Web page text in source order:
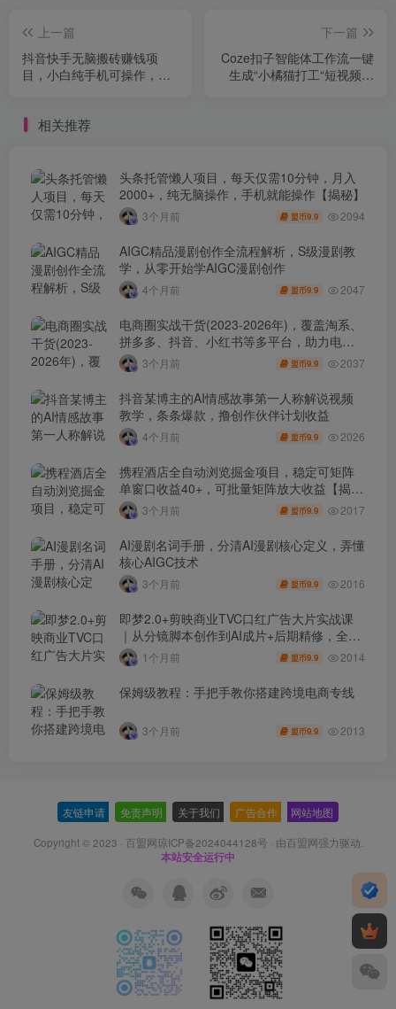
上一篇
抖音快手无脑搬砖赚钱项
目，小白纯手机可操作，边
下一篇
Coze扣子智能体工作流一键
生成“小橘猫打工“短视频，
相关推荐
头条托管懒人项目，每天仅需10分钟，月入
2000+，纯无脑操作，手机就能操作【揭秘】
3个月前 盟币9.9 2094
AIGC精品漫剧创作全流程解析，S级漫剧教
学，从零开始学AIGC漫剧创作
4个月前 盟币9.9 2047
电商圈实战干货(2023-2026年)，覆盖淘系、
拼多多、抖音、小红书等多平台，助力电商
人避开坑、提效率、稳盈利(更新4月)
3个月前 盟币9.9 2037
抖音某博主的AI情感故事第一人称解说视频
教学，条条爆款，撸创作伙伴计划收益
4个月前 盟币9.9 2026
携程酒店全自动浏览掘金项目，稳定可矩阵
单窗口收益40+，可批量矩阵放大收益【揭
秘】3个月前 盟币9.9 2017
AI漫剧名词手册，分清AI漫剧核心定义，弄懂
核心AIGC技术
3个月前 盟币9.9 2016
即梦2.0+剪映商业TVC口红广告大片实战课
｜从分镜脚本创作到AI成片+后期精修，全流
程打造品牌级产品广告
1个月前 盟币9.9 2014
保姆级教程：手把手教你搭建跨境电商专线
3个月前 盟币9.9 2013
友链申请 免责声明 关于我们 广告合作 网站地图
Copyright © 2023 · 百盟网琼ICP备2024044128号 · 由百盟网强力驱动.
本站安全运行中